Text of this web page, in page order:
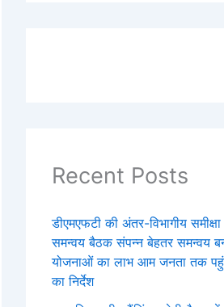
Recent Posts
डीएमएफटी की अंतर-विभागीय
समन्वय बैठक संपन्न बेहतर समन्वय
योजनाओं का लाभ आम जनता तक
का निर्देश